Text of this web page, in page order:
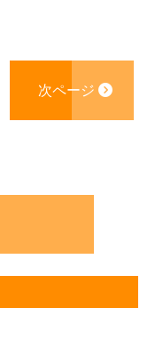
次ページ